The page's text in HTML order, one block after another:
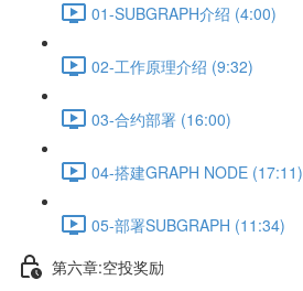
01-SUBGRAPH介绍 (4:00)
02-工作原理介绍 (9:32)
03-合约部署 (16:00)
04-搭建GRAPH NODE (17:11)
05-部署SUBGRAPH (11:34)
第六章:空投奖励